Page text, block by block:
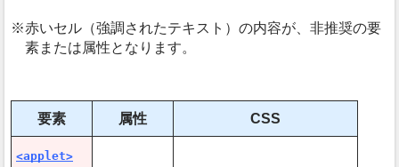
赤いセル（強調されたテキスト）の内容が、非推奨の要
素または属性となります。
要素 属性 CSS
<applet>